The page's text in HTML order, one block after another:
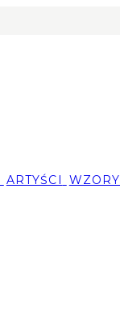
ARTYŚCI WZORY